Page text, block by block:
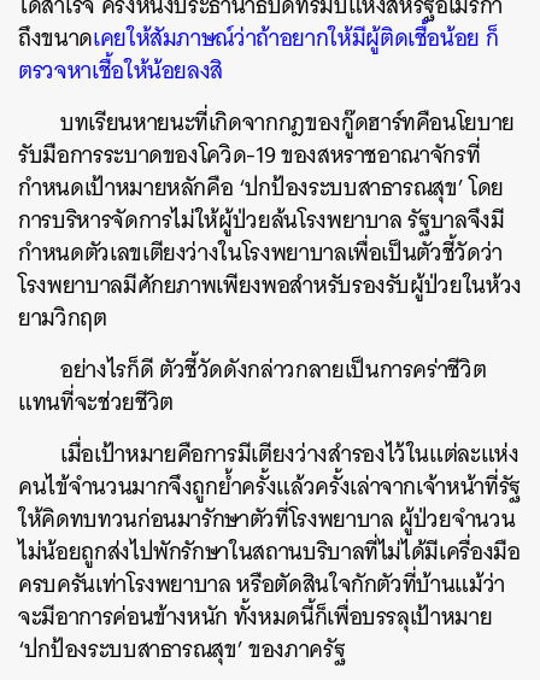
ถึงขนาดเคยให้สัมภาษณ์ว่าถ้าอยากให้มีผู้ติดเชื้อน้อย ก็
ตรวจหาเชื้อให้น้อยลงสิ
บทเรียนหายนะที่เกิดจากกฎของกู๊ดฮาร์ทคือนโยบาย
รับมือการระบาดของโควิด-19 ของสหราชอาณาจักรที่
กำหนดเป้าหมายหลักคือ ‘ปกป้องระบบสาธารณสุข’ โดย
การบริหารจัดการไม่ให้ผู้ป่วยล้นโรงพยาบาล รัฐบาลจึงมี
กำหนดตัวเลขเตียงว่างในโรงพยาบาลเพื่อเป็นตัวชี้วัดว่า
โรงพยาบาลมีศักยภาพเพียงพอสำหรับรองรับผู้ป่วยในห้วง
ยามวิกฤต
อย่างไรก็ดี ตัวชี้วัดดังกล่าวกลายเป็นการคร่าชีวิต
แทนที่จะช่วยชีวิต
เมื่อเป้าหมายคือการมีเตียงว่างสำรองไว้ในแต่ละแห่ง
คนไข้จำนวนมากจึงถูกย้ำครั้งแล้วครั้งเล่าจากเจ้าหน้าที่รัฐ
ให้คิดทบทวนก่อนมารักษาตัวที่โรงพยาบาล ผู้ป่วยจำนวน
ไม่น้อยถูกส่งไปพักรักษาในสถานบริบาลที่ไม่ได้มีเครื่องมือ
ครบครันเท่าโรงพยาบาล หรือตัดสินใจกักตัวที่บ้านแม้ว่า
จะมีอาการค่อนข้างหนัก ทั้งหมดนี้ก็เพื่อบรรลุเป้าหมาย
‘ปกป้องระบบสาธารณสุข’ ของภาครัฐ